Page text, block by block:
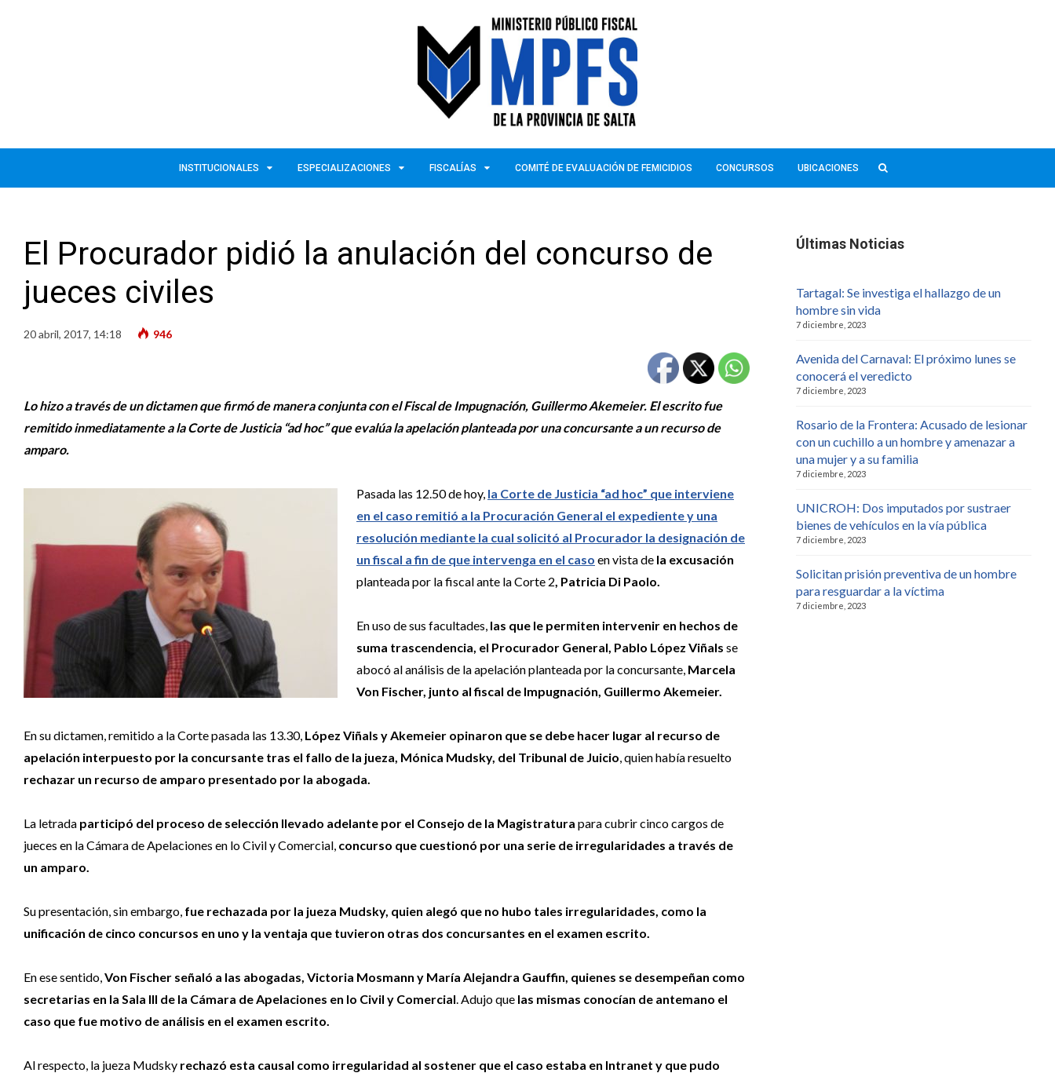
INSTITUCIONALES ESPECIALIZACIONES FISCALÍAS COMITÉ DE EVALUACIÓN DE FEMICIDIOS CONCURSOS UBICACIONES
El Procurador pidió la anulación del concurso de
jueces civiles
20 abril, 2017, 14:18 946
Lo hizo a través de un dictamen que firmó de manera conjunta con el Fiscal de Impugnación, Guillermo Akemeier. El escrito fue
remitido inmediatamente a la Corte de Justicia “ad hoc” que evalúa la apelación planteada por una concursante a un recurso de
amparo.
Pasada las 12.50 de hoy, la Corte de Justicia “ad hoc” que interviene
en el caso remitió a la Procuración General el expediente y una
resolución mediante la cual solicitó al Procurador la designación de
un fiscal a fin de que intervenga en el caso en vista de la excusación
planteada por la fiscal ante la Corte 2 , Patricia Di Paolo.
En uso de sus facultades, las que le permiten intervenir en hechos de
suma trascendencia, el Procurador General, Pablo López Viñals se
abocó al análisis de la apelación planteada por la concursante, Marcela
Von Fischer, junto al fiscal de Impugnación, Guillermo Akemeier.
En su dictamen, remitido a la Corte pasada las 13.30, López Viñals y Akemeier opinaron que se debe hacer lugar al recurso de
apelación interpuesto por la concursante tras el fallo de la jueza, Mónica Mudsky, del Tribunal de Juicio , quien había resuelto
rechazar un recurso de amparo presentado por la abogada.
La letrada participó del proceso de selección llevado adelante por el Consejo de la Magistratura para cubrir cinco cargos de
jueces en la Cámara de Apelaciones en lo Civil y Comercial, concurso que cuestionó por una serie de irregularidades a través de
un amparo.
Su presentación, sin embargo, fue rechazada por la jueza Mudsky, quien alegó que no hubo tales irregularidades, como la
unificación de cinco concursos en uno y la ventaja que tuvieron otras dos concursantes en el examen escrito.
En ese sentido, Von Fischer señaló a las abogadas, Victoria Mosmann y María Alejandra Gauffin, quienes se desempeñan como
secretarias en la Sala III de la Cámara de Apelaciones en lo Civil y Comercial . Adujo que las mismas conocían de antemano el
caso que fue motivo de análisis en el examen escrito.
Al respecto, la jueza Mudsky rechazó esta causal como irregularidad al sostener que el caso estaba en Intranet y que pudo
Últimas Noticias
Tartagal: Se investiga el hallazgo de un
hombre sin vida
7 diciembre, 2023
Avenida del Carnaval: El próximo lunes se
conocerá el veredicto
7 diciembre, 2023
Rosario de la Frontera: Acusado de lesionar
con un cuchillo a un hombre y amenazar a
una mujer y a su familia
7 diciembre, 2023
UNICROH: Dos imputados por sustraer
bienes de vehículos en la vía pública
7 diciembre, 2023
Solicitan prisión preventiva de un hombre
para resguardar a la víctima
7 diciembre, 2023